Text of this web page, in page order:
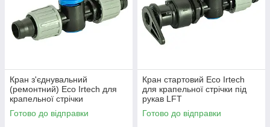
Кран з'єднувальний
(ремонтний) Eco Irtech для
крапельної стрічки
Готово до відправки
Кран стартовий Eco Irtech
для крапельної стрічки під
рукав LFT
Готово до відправки